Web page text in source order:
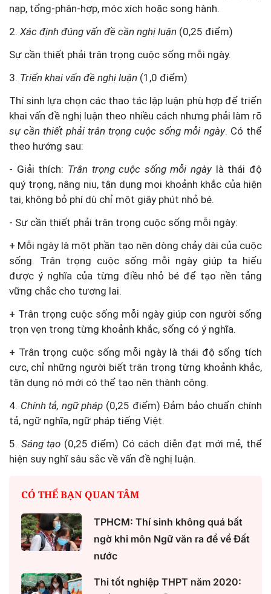
nạp, tổng-phân-hợp, móc xích hoặc song hành.
2. Xác định đúng vấn đề cần nghị luận (0,25 điểm)
Sự cần thiết phải trân trọng cuộc sống mỗi ngày.
3. Triển khai vấn đề nghị luận (1,0 điểm)
Thí sinh lựa chọn các thao tác lập luận phù hợp để triển
khai vấn đề nghị luận theo nhiều cách nhưng phải làm rõ
sự cần thiết phải trân trọng cuộc sống mỗi ngày. Có thể
theo hướng sau:
- Giải thích: Trân trọng cuộc sống mỗi ngày là thái độ
quý trọng, nâng niu, tận dụng mọi khoảnh khắc của hiện
tại, không bỏ phí dù chỉ một giây phút nhỏ bé.
- Sự cần thiết phải trân trọng cuộc sống mỗi ngày:
+ Mỗi ngày là một phần tạo nên dòng chảy dài của cuộc
sống. Trân trọng cuộc sống mỗi ngày giúp ta hiểu
được ý nghĩa của từng điều nhỏ bé để tạo nền tảng
vững chắc cho tương lai.
+ Trân trọng cuộc sống mỗi ngày giúp con người sống
trọn vẹn trong từng khoảnh khắc, sống có ý nghĩa.
+ Trân trọng cuộc sống mỗi ngày là thái độ sống tích
cực, chỉ những người biết trân trọng từng khoảnh khắc,
tân dụng nó mới có thể tạo nên thành công.
4. Chính tả, ngữ pháp (0,25 điểm) Đảm bảo chuẩn chính
tả, ngữ nghĩa, ngữ pháp tiếng Việt.
5. Sáng tạo (0,25 điểm) Có cách diễn đạt mới mẻ, thể
hiện suy nghĩ sâu sắc về vấn đề nghị luận.
CÓ THỂ BẠN QUAN TÂM
TPHCM: Thí sinh không quá bất
ngờ khi môn Ngữ văn ra đề về Đất
nước
Thi tốt nghiệp THPT năm 2020: